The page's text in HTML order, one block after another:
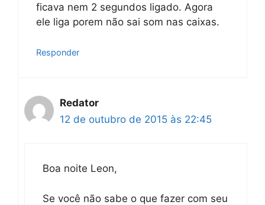
ficava nem 2 segundos ligado. Agora
ele liga porem não sai som nas caixas.
Responder
Redator
12 de outubro de 2015 às 22:45
Boa noite Leon,
Se você não sabe o que fazer com seu